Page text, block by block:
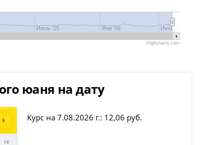
Июль '25 Янв '26 Июл…
Highcharts.com
юаня на дату
СБ
Курс на 7.08.2026 г.: 12,06 руб.